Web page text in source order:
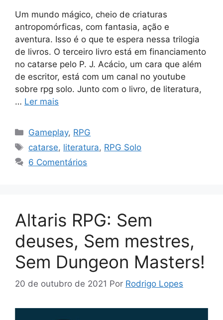
Um mundo mágico, cheio de criaturas
antropomórficas, com fantasia, ação e
aventura. Isso é o que te espera nessa trilogia
de livros. O terceiro livro está em financiamento
no catarse pelo P. J. Acácio, um cara que além
de escritor, está com um canal no youtube
sobre rpg solo. Junto com o livro, de literatura,
… Ler mais
Categorias
Gameplay, RPG
Tags
catarse, literatura, RPG Solo
6 Comentários
Altaris RPG: Sem
deuses, Sem mestres,
Sem Dungeon Masters!
20 de outubro de 2021 Por Rodrigo Lopes